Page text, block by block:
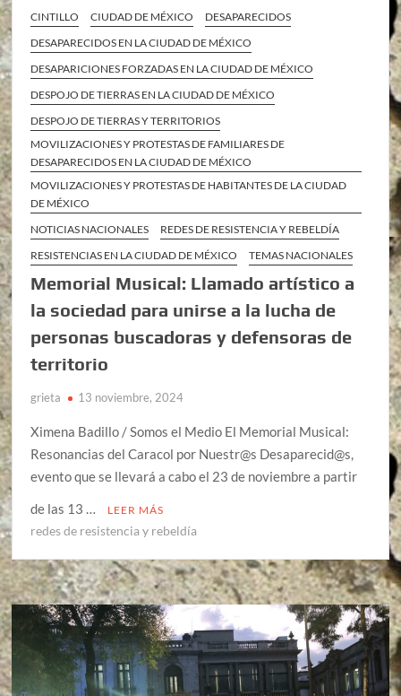
CINTILLO CIUDAD DE MÉXICO
DESAPARECIDOS
DESAPARECIDOS EN LA CIUDAD DE MÉXICO
DESAPARICIONES FORZADAS EN LA CIUDAD DE MÉXICO
DESPOJO DE TIERRAS EN LA CIUDAD DE MÉXICO
DESPOJO DE TIERRAS Y TERRITORIOS
MOVILIZACIONES Y PROTESTAS DE FAMILIARES DE
DESAPARECIDOS EN LA CIUDAD DE MÉXICO
MOVILIZACIONES Y PROTESTAS DE HABITANTES DE LA CIUDAD
DE MÉXICO
NOTICIAS NACIONALES
REDES DE RESISTENCIA Y REBELDÍA
RESISTENCIAS EN LA CIUDAD DE MÉXICO
TEMAS NACIONALES
Memorial Musical: Llamado artístico a
la sociedad para unirse a la lucha de
personas buscadoras y defensoras de
territorio
grieta 13 noviembre, 2024
Ximena Badillo / Somos el Medio El Memorial Musical:
Resonancias del Caracol por Nuestr@s Desaparecid@s,
evento que se llevará a cabo el 23 de noviembre a partir
de las 13 …
LEER MÁS
redes de resistencia y rebeldía